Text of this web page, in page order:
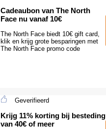
Cadeaubon van The North
Face nu vanaf 10€
The North Face biedt 10€ gift card,
klik en krijg grote besparingen met
The North Face promo code
Geverifieerd
Krijg 11% korting bij besteding
van 40€ of meer